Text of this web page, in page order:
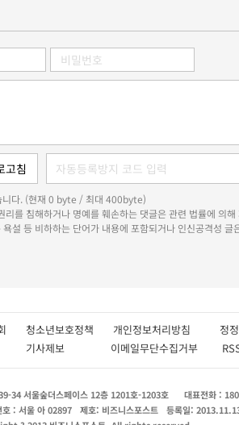
니다. (현재 0 byte / 최대 400byte)
리를 침해하거나 명예를 훼손하는 댓글은 관련 법률에 의
설 등 비하하는 단어가 내용에 포함되거나 인신공격성 글
회 청소년보호정책 개인정보처리방침 정
기사제보 이메일무단수집거부
34 서울숲더스페이스 12층 1201호-1203호 대표전화 :
호 : 서울 아 02897 제호: 비즈니스포스트 등록일: